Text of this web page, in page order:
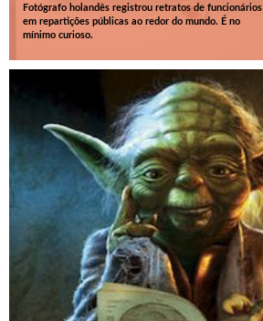
Fotógrafo holandês registrou retratos de funcionários
em repartições públicas ao redor do mundo. É no
mínimo curioso.